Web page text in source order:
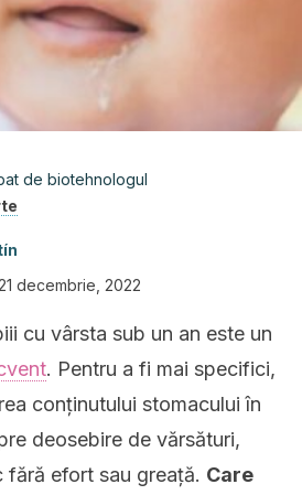
de biotehnologul
21 decembrie, 2022
cu vârsta sub un an este un
. Pentru a fi mai specifici,
conținutului stomacului în
deosebire de vărsături,
fără efort sau greață. Care